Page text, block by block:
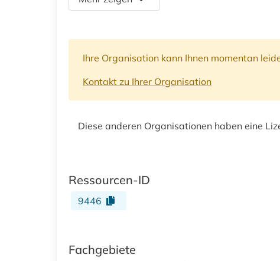
Ihre Organisation kann Ihnen momentan
Kontakt zu Ihrer Organisation
Diese anderen Organisationen haben eine
Ressourcen-ID
9446
Fachgebiete